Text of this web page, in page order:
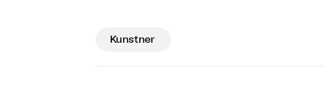
Kunstner